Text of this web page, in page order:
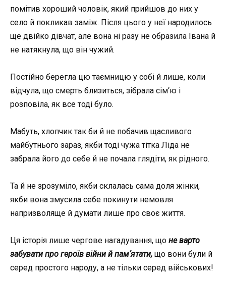
помітив хороший чоловік, який прийшов до них у
село й покликав заміж. Після цього у неї народилось
ще двійко дівчат, але вона ні разу не образила Івана й
не натякнула, що він чужий.
Постійно берегла цю таємницю у собі й лише, коли
відчула, що смерть близиться, зібрала сім‘ю і
розповіла, як все тоді було.
Мабуть, хлопчик так би й не побачив щасливого
майбутнього зараз, якби тоді чужа тітка Ліда не
забрала його до себе й не почала глядіти, як рідного.
Та й не зрозуміло, якби склалась сама доля жінки,
якби вона змусила себе покинути немовля
напризволяще й думати лише про своє життя.
Ця історія лише чергове нагадування, що не варто
забувати про героїв війни й пам‘ятати, що вони були й
серед простого народу, а не тільки серед військових!